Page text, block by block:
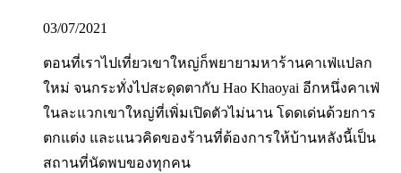
03/07/2021
ตอนที่เราไปเที่ยวเขาใหญ่ก็พยายามหาร้านคาเฟ่แปลก
ใหม่ จนกระทั่งไปสะดุดตากับ Hao Khaoyai อีกหนึ่งคาเฟ่
ในละแวกเขาใหญ่ที่เพิ่มเปิดตัวไม่นาน โดดเด่นด้วยการ
ตกแต่ง และแนวคิดของร้านที่ต้องการให้บ้านหลังนี้เป็น
สถานที่นัดพบของทุกคน